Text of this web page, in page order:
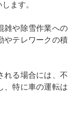
ます。
雑や除雪作業への
やテレワークの積
る場合には、不
、特に車の運転は